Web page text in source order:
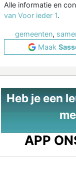
Alle informatie en
van Voor ieder 1.
gemeenten,
Maak
Heb je een
APP